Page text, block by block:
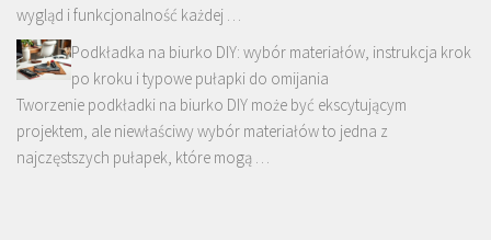
wygląd i funkcjonalność każdej …
Podkładka na biurko DIY: wybór materiałów, instrukcja krok
po kroku i typowe pułapki do omijania
Tworzenie podkładki na biurko DIY może być ekscytującym
projektem, ale niewłaściwy wybór materiałów to jedna z
najczęstszych pułapek, które mogą …